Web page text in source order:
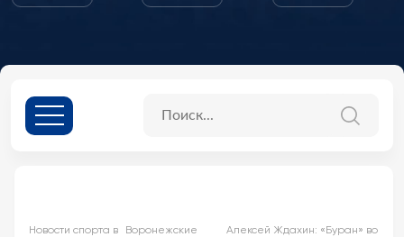
Новости спорта в
Воронежские
Алексей Ждахин: «Буран» во